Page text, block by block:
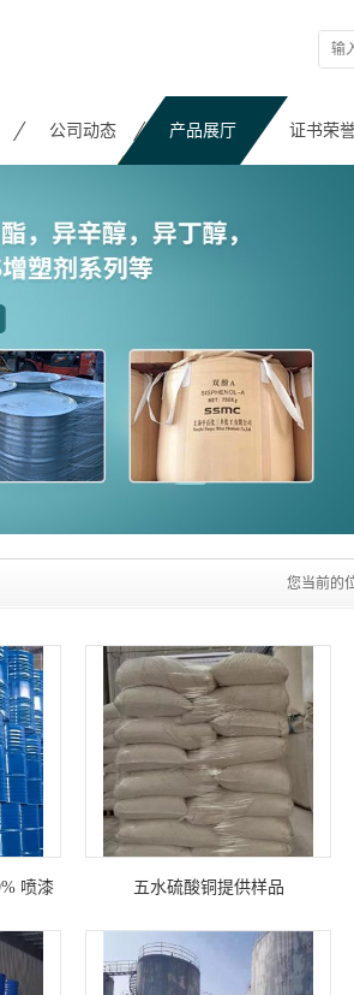
公司动态 产品展厅 证书荣
您当前的
喷漆
五水硫酸铜提供样品